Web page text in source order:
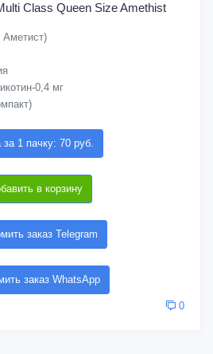
Class Queen Size Amethist
0,4 мг
за 1 пачку: 70 руб.
в корзину
заказ Telegram
заказ WhatsApp
0